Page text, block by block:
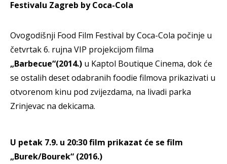
Festivalu Zagreb by Coca-Cola
Ovogodišnji Food Film Festival by Coca-Cola počinje u
četvrtak 6. rujna VIP projekcijom filma
„Barbecue“(2014.) u Kaptol Boutique Cinema, dok će
se ostalih deset odabranih foodie filmova prikazivati u
otvorenom kinu pod zvijezdama, na livadi parka
Zrinjevac na dekicama.
U petak 7.9. u 20:30 film prikazat će se film
„Burek/Bourek“ (2016.)